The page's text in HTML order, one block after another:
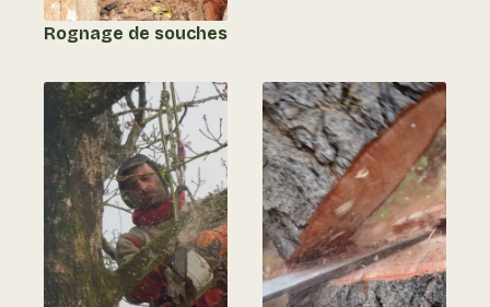
Rognage de souches